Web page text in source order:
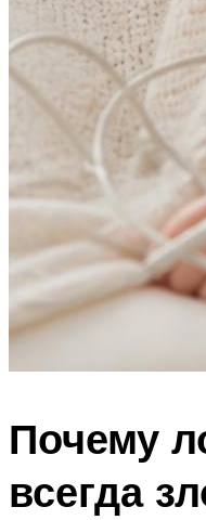
Почему
всегда